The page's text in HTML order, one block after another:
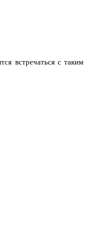
встречаться с таким